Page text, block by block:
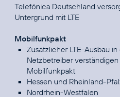
Telefónica Deutschland
Untergrund mit LTE
Mobilfunkpakt
Zusätzlicher LTE-Ausbau
Netzbetreiber
Mobilfunkpakt
Hessen und Rheinland-
Nordrhein-Westfalen